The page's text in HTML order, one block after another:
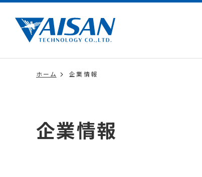
ホーム 企業情報
企業情報